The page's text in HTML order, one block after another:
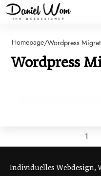
Blog
Homepage/Wordpress
Wordpress
27. November 2025
Wie migriere ich
1
Individuelles Webdesign,